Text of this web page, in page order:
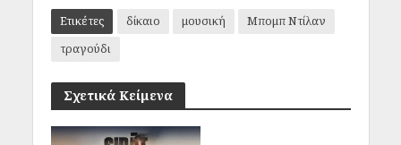
Ετικέτες δίκαιο μουσική
Μπομπ Ντίλαν
τραγούδι
Σχετικά Κείμενα